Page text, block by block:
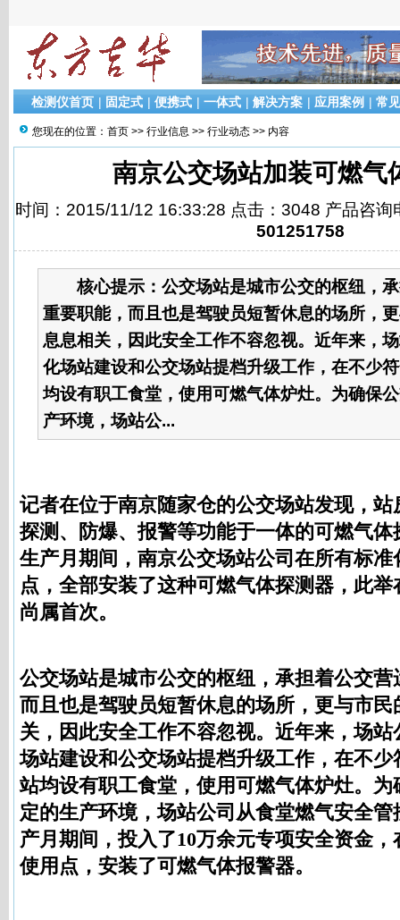
检测仪首页 | 固定式 | 便携式 | 一体式 | 解决方案 | 应用案例 | 常
您现在的位置： 首页 >> 行业信息 >> 行业动态 >> 内容
南京公交场站加装可燃气
时间：2015/11/12 16:33:28 点击：3048 产品咨询
501251758
核心提示： 公交场站是城市公交的枢纽，
重要职能，而且也是驾驶员短暂休息的场所，
息息相关，因此安全工作不容忽视。近年来，
化场站建设和公交场站提档升级工作，在不少
均设有职工食堂，使用可燃气体炉灶。为确保
产环境，场站公...
记者在位于南京随家仓的公交场站发现，
探测、防爆、报警等功能于一体的可燃气
生产月期间，南京公交场站公司在所有标
点，全部安装了这种可燃气体探测器 ，此
尚属首次。
公交场站是城市公交的枢纽，承担着公交
而且也是驾驶员短暂休息的场所，更与市
关，因此安全工作不容忽视。近年来，场
场站建设和公交场站提档升级工作，在不
站均设有职工食堂，使用可燃气体炉灶。
定的生产环境，场站公司从食堂燃气安全
产月期间，投入了10万余元专项安全资金
使用点，安装了可燃气体报警器。